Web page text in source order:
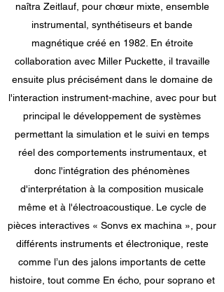
naîtra Zeitlauf, pour chœur mixte, ensemble
instrumental, synthétiseurs et bande
magnétique créé en 1982. En étroite
collaboration avec Miller Puckette, il travaille
ensuite plus précisément dans le domaine de
l'interaction instrument-machine, avec pour but
principal le développement de systèmes
permettant la simulation et le suivi en temps
réel des comportements instrumentaux, et
donc l'intégration des phénomènes
d'interprétation à la composition musicale
même et à l'électroacoustique. Le cycle de
pièces interactives « Sonvs ex machina », pour
différents instruments et électronique, reste
comme l’un des jalons importants de cette
histoire, tout comme En écho, pour soprano et